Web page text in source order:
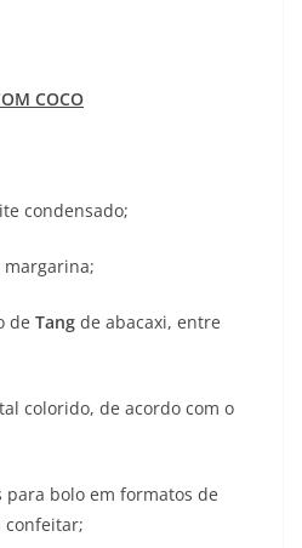
COCO
Tang de abacaxi, entre
de acordo com o
em formatos de
confeitar;